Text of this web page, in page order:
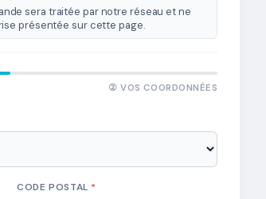
sera traitée par notre réseau et ne
présentée sur cette page.
② VOS COORDONNÉES
CODE POSTAL *